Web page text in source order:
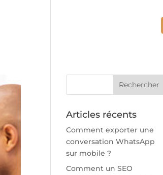
Articles récents
Comment exporter une
conversation WhatsApp
sur mobile ?
Comment un SEO